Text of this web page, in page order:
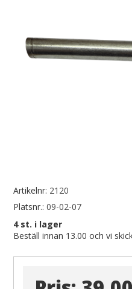
Artikelnr: 2120
Platsnr.: 09-02-07
4st. i lager
Beställ innan 13.00 och vi